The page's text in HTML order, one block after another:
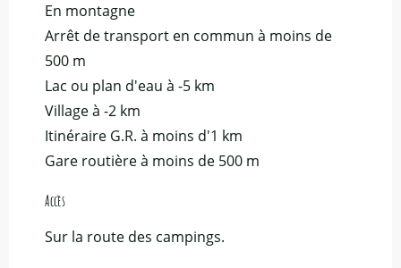
En montagne
Arrêt de transport en commun à moins de
500 m
Lac ou plan d'eau à -5 km
Village à -2 km
Itinéraire G.R. à moins d'1 km
Gare routière à moins de 500 m
Accès
Accès
Sur la route des campings.